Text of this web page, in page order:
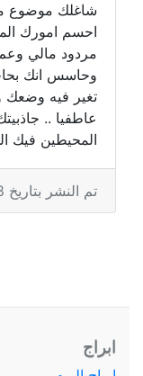
شاغلك موضوع
احسم امورك
مردود مالي
وحاسس انك
تغير فيه
عاطفيا ..
المحيطين فيك
تم النشر بتاريخ 28 يناير، 2019
ابراج